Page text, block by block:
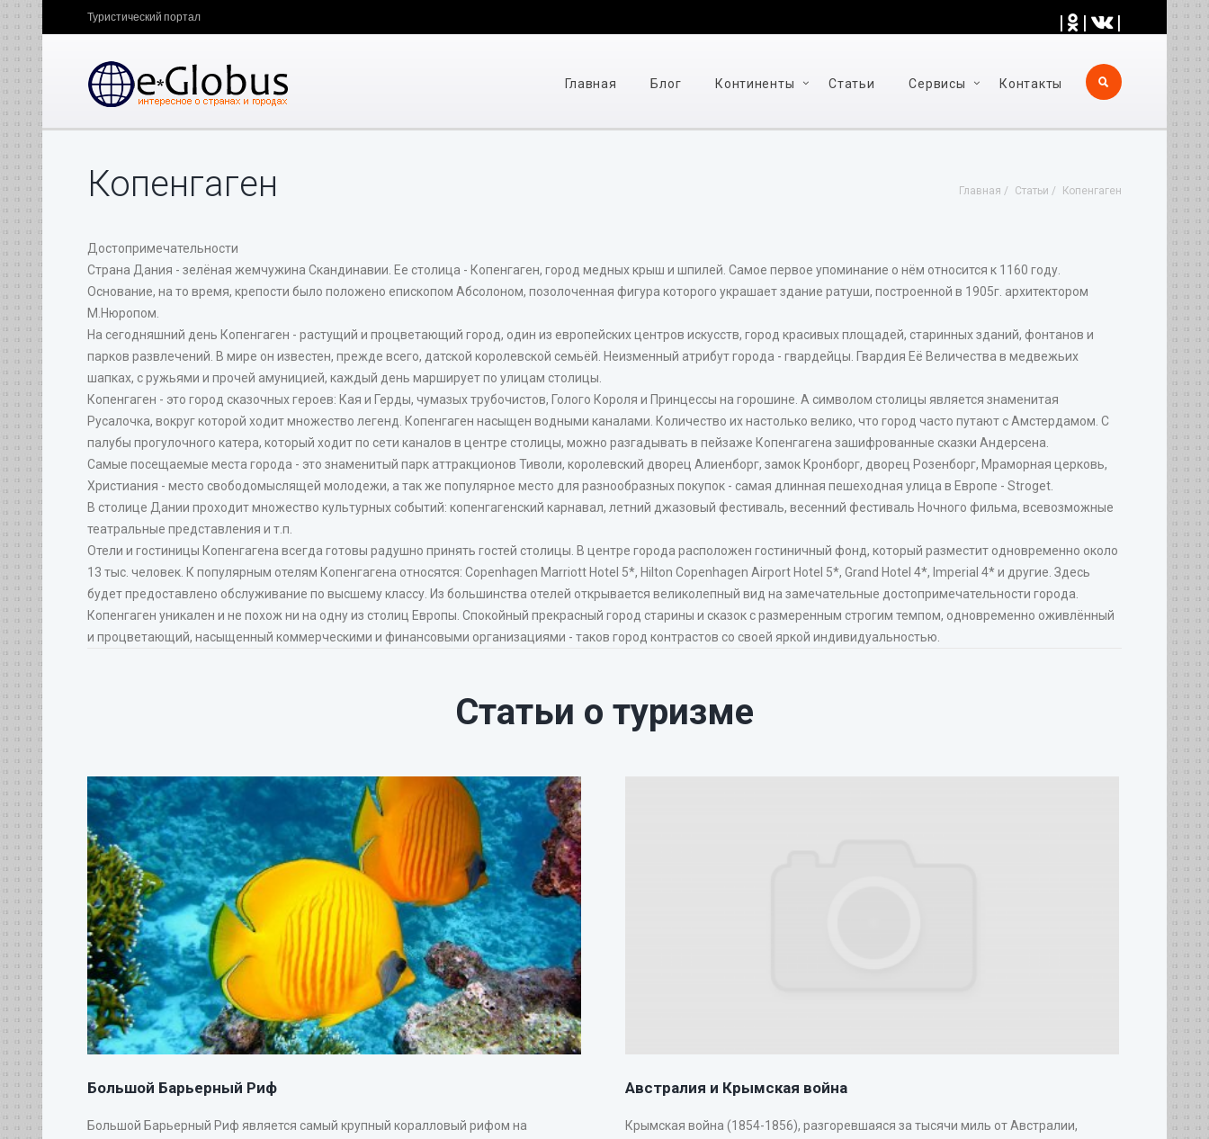
| | |
Туристический портал
Главная Блог Континенты Статьи Cервисы Контакты
Главная Статьи Копенгаген
Копенгаген
Достопримечательности
Страна Дания - зелёная жемчужина Скандинавии. Ее столица - Копенгаген, город медных крыш и шпилей. Самое первое упоминание о нём относится к 1160 году.
Основание, на то время, крепости было положено епископом Абсолоном, позолоченная фигура которого украшает здание ратуши, построенной в 1905г. архитектором
М.Нюропом.
На сегодняшний день Копенгаген - растущий и процветающий город, один из европейских центров искусств, город красивых площадей, старинных зданий, фонтанов и
парков развлечений. В мире он известен, прежде всего, датской королевской семьёй. Неизменный атрибут города - гвардейцы. Гвардия Её Величества в медвежьих
шапках, с ружьями и прочей амуницией, каждый день марширует по улицам столицы.
Копенгаген - это город сказочных героев: Кая и Герды, чумазых трубочистов, Голого Короля и Принцессы на горошине. А символом столицы является знаменитая
Русалочка, вокруг которой ходит множество легенд. Копенгаген насыщен водными каналами. Количество их настолько велико, что город часто путают с Амстердамом. С
палубы прогулочного катера, который ходит по сети каналов в центре столицы, можно разгадывать в пейзаже Копенгагена зашифрованные сказки Андерсена.
Самые посещаемые места города - это знаменитый парк аттракционов Тиволи, королевский дворец Алиенборг, замок Кронборг, дворец Розенборг, Мраморная церковь,
Христиания - место свободомыслящей молодежи, а так же популярное место для разнообразных покупок - самая длинная пешеходная улица в Европе - Stroget.
В столице Дании проходит множество культурных событий: копенгагенский карнавал, летний джазовый фестиваль, весенний фестиваль Ночного фильма, всевозможные
театральные представления и т.п.
Отели и гостиницы Копенгагена всегда готовы радушно принять гостей столицы. В центре города расположен гостиничный фонд, который разместит одновременно около
13 тыс. человек. К популярным отелям Копенгагена относятся: Copenhagen Marriott Hotel 5*, Hilton Copenhagen Airport Hotel 5*, Grand Hotel 4*, Imperial 4* и другие. Здесь
будет предоставлено обслуживание по высшему классу. Из большинства отелей открывается великолепный вид на замечательные достопримечательности города.
Копенгаген уникален и не похож ни на одну из столиц Европы. Спокойный прекрасный город старины и сказок с размеренным строгим темпом, одновременно оживлённый
и процветающий, насыщенный коммерческими и финансовыми организациями - таков город контрастов со своей яркой индивидуальностью.
Статьи о туризме
Большой Барьерный Риф
Большой Барьерный Риф является самый крупный коралловый рифом на
Австралия и Крымская война
Крымская война (1854-1856), разгоревшаяся за тысячи миль от Австралии,